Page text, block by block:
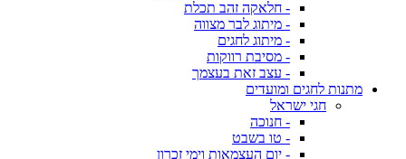
- חלאקה זהב תכלת
- מיתוג לבר מצווה
- מיתוג לחגים
- מסיבת רווקות
- עצב זאת בעצמך
מתנות לחגים ומועדים
חגי ישראל
- חנוכה
- טו בשבט
- יום העצמאות וימי זכרון